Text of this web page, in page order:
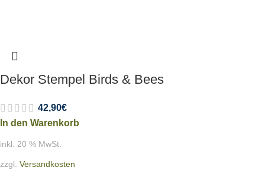
Dekor Stempel Birds & Bees
42,90€
In den Warenkorb
inkl. 20 % MwSt.
zzgl. Versandkosten